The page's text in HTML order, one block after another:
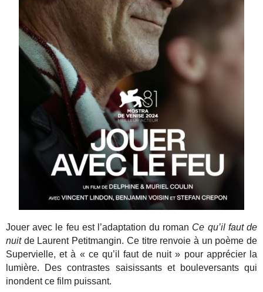
Jouer avec le feu est l’adaptation du roman Ce qu’il faut de
nuit de Laurent Petitmangin. Ce titre renvoie à un poème de
Supervielle, et à « ce qu’il faut de nuit » pour apprécier la
lumière. Des contrastes saisissants et bouleversants qui
inondent ce film puissant.